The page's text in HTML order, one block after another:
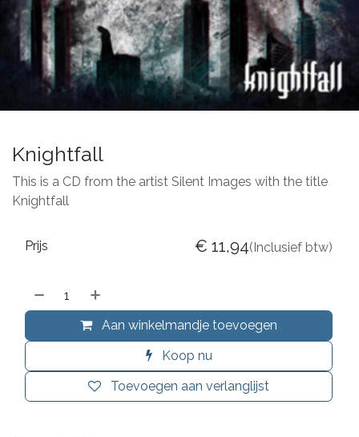
Knightfall
This is a CD from the artist Silent Images with the title
Knightfall
Aan winkelmandje toevoegen
Koop nu
Toevoegen aan verlanglijst
Prijs € 11,94(Inclusief btw)